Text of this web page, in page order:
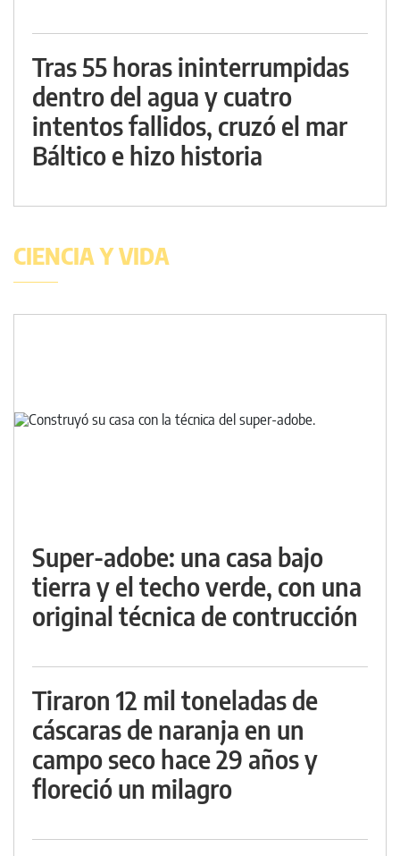
Tras 55 horas ininterrumpidas
dentro del agua y cuatro
intentos fallidos, cruzó el mar
Báltico e hizo historia
CIENCIA Y VIDA
Super-adobe: una casa bajo
tierra y el techo verde, con una
original técnica de contrucción
Tiraron 12 mil toneladas de
cáscaras de naranja en un
campo seco hace 29 años y
floreció un milagro